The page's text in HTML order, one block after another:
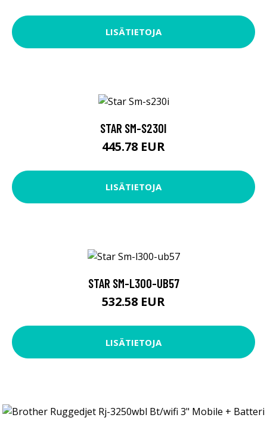
LISÄTIETOJA
STAR SM-S230I
445.78 EUR
LISÄTIETOJA
STAR SM-L300-UB57
532.58 EUR
LISÄTIETOJA